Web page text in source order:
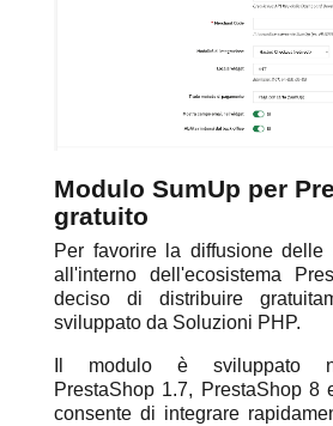
Modulo SumUp per
gratuito
Per favorire la diffusione delle
all'interno dell'ecosistema
deciso di distribuire
sviluppato da Soluzioni PHP.
Il modulo è sviluppato
PrestaShop 1.7, PrestaShop 8
consente di integrare